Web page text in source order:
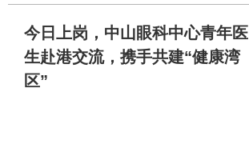
今日上岗，中山眼科中心青年医
生赴港交流，携手共建“健康湾
区”